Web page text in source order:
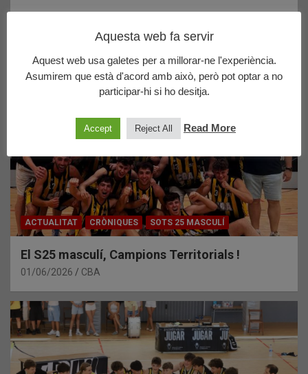
Últims posts publicats
ACTUALITAT CRÒNIQUES SOTS 25 MASCULÍ
El S25 masculí, Campions Territorials !
01/06/2026 CBA
Aquesta web fa servir
Aquest web usa galetes per a millorar-ne l'experiència.
Asumirem que està d'acord amb això, però pot optar a no
participar-hi si ho desitja.
Accept Reject All Read More